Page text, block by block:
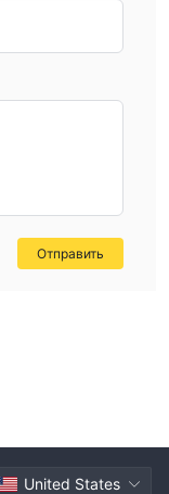
Отправить
United States